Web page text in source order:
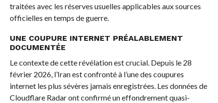
traitées avec les réserves usuelles applicables aux sources
officielles en temps de guerre.
UNE COUPURE INTERNET PRÉALABLEMENT
DOCUMENTÉE
Le contexte de cette révélation est crucial. Depuis le 28
février 2026, l’Iran est confronté à l’une des coupures
internet les plus sévères jamais enregistrées. Les données de
Cloudflare Radar ont confirmé un effondrement quasi-